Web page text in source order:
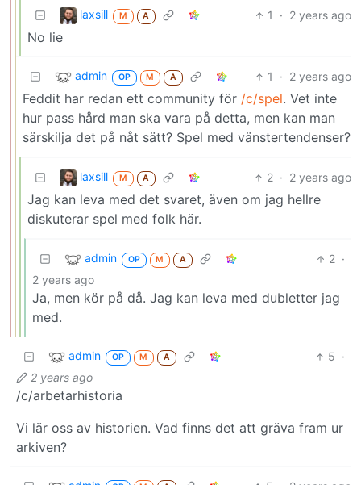
laxsill M A 1 · 2 years ago
No lie
admin OP M A 1 · 2 years ago
Feddit har redan ett community för /c/spel. Vet inte
hur pass hård man ska vara på detta, men kan man
särskilja det på nåt sätt? Spel med vänstertendenser?
laxsill M A 2 · 2 years ago
Jag kan leva med det svaret, även om jag hellre
diskuterar spel med folk här.
admin OP M A 2 ·
2 years ago
Ja, men kör på då. Jag kan leva med dubletter jag
med.
admin OP M A 5 ·
2 years ago
/c/arbetarhistoria
Vi lär oss av historien. Vad finns det att gräva fram ur
arkiven?